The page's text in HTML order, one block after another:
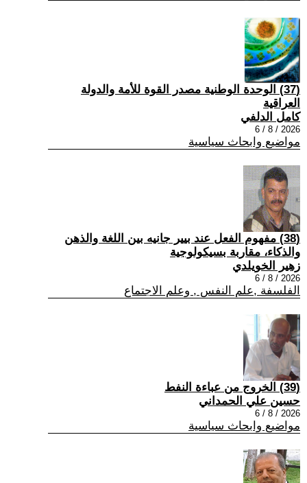
(37) الوحدة الوطنية مصدر القوة للأمة والدولة
العراقية
كامل الدلفي
2026 / 8 / 6
مواضيع وابحاث سياسية
(38) مفهوم الفعل عند بيير جانيه بين اللغة والذهن
والذكاء، مقاربة بسيكولوجية
زهير الخويلدي
2026 / 8 / 6
الفلسفة ,علم النفس , وعلم الاجتماع
(39) الخروج من عباءة النفط
حسين علي الحمداني
2026 / 8 / 6
مواضيع وابحاث سياسية